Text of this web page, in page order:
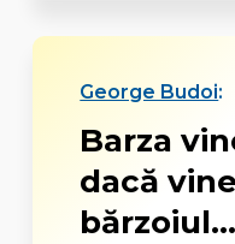
George Budoi:
Barza
dacă
bărzoiul...